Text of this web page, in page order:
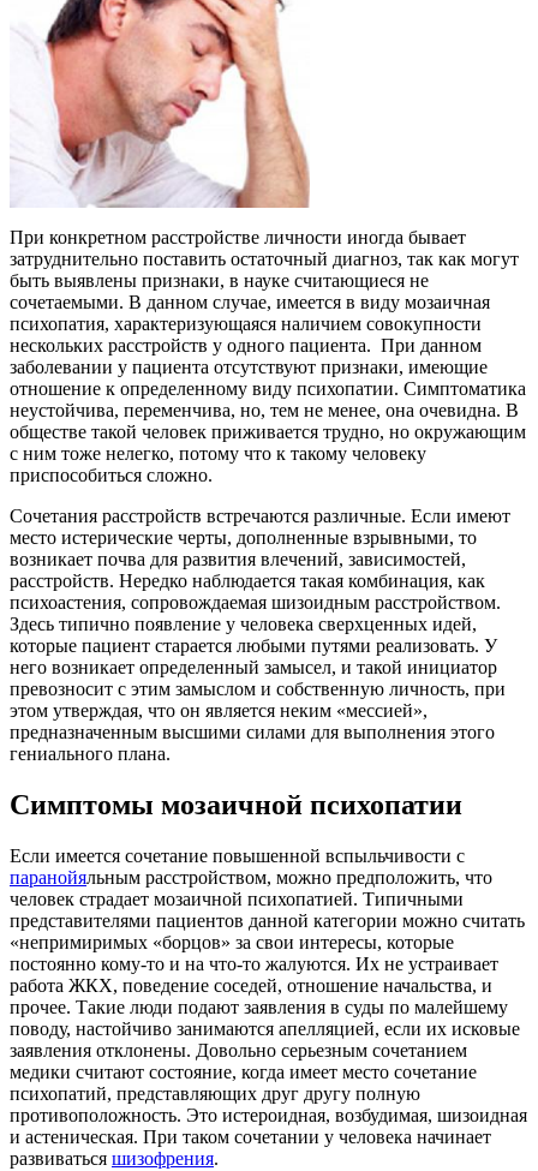
При конкретном расстройстве личности иногда бывает
затруднительно поставить остаточный диагноз, так как могут
быть выявлены признаки, в науке считающиеся не
сочетаемыми. В данном случае, имеется в виду мозаичная
психопатия, характеризующаяся наличием совокупности
нескольких расстройств у одного пациента. При данном
заболевании у пациента отсутствуют признаки, имеющие
отношение к определенному виду психопатии. Симптоматика
неустойчива, переменчива, но, тем не менее, она очевидна. В
обществе такой человек приживается трудно, но окружающим
с ним тоже нелегко, потому что к такому человеку
приспособиться сложно.
Сочетания расстройств встречаются различные. Если имеют
место истерические черты, дополненные взрывными, то
возникает почва для развития влечений, зависимостей,
расстройств. Нередко наблюдается такая комбинация, как
психоастения, сопровождаемая шизоидным расстройством.
Здесь типично появление у человека сверхценных идей,
которые пациент старается любыми путями реализовать. У
него возникает определенный замысел, и такой инициатор
превозносит с этим замыслом и собственную личность, при
этом утверждая, что он является неким «мессией»,
предназначенным высшими силами для выполнения этого
гениального плана.
Симптомы мозаичной психопатии
Если имеется сочетание повышенной вспыльчивости с
паранойяльным расстройством, можно предположить, что
человек страдает мозаичной психопатией. Типичными
представителями пациентов данной категории можно считать
«непримиримых «борцов» за свои интересы, которые
постоянно кому-то и на что-то жалуются. Их не устраивает
работа ЖКХ, поведение соседей, отношение начальства, и
прочее. Такие люди подают заявления в суды по малейшему
поводу, настойчиво занимаются апелляцией, если их исковые
заявления отклонены. Довольно серьезным сочетанием
медики считают состояние, когда имеет место сочетание
психопатий, представляющих друг другу полную
противоположность. Это истероидная, возбудимая, шизоидная
и астеническая. При таком сочетании у человека начинает
развиваться шизофрения.